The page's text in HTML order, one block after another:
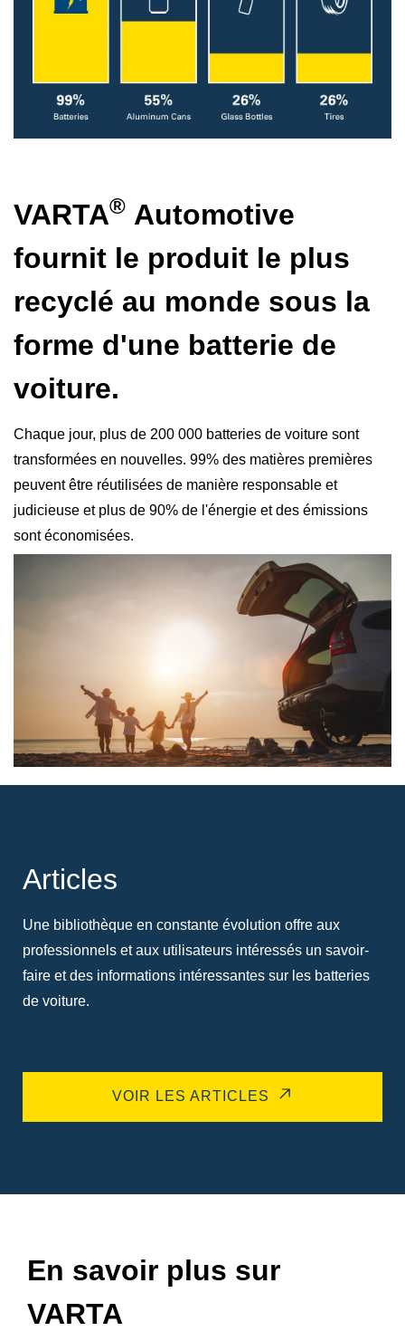
VARTA® Automotive
fournit le produit le plus
recyclé au monde sous la
forme d'une batterie de
voiture.
Chaque jour, plus de 200 000 batteries de voiture sont
transformées en nouvelles. 99% des matières premières
peuvent être réutilisées de manière responsable et
judicieuse et plus de 90% de l'énergie et des émissions
sont économisées.
Articles
Une bibliothèque en constante évolution offre aux
professionnels et aux utilisateurs intéressés un savoir-
faire et des informations intéressantes sur les batteries
de voiture.
VOIR LES ARTICLES
En savoir plus sur
VARTA